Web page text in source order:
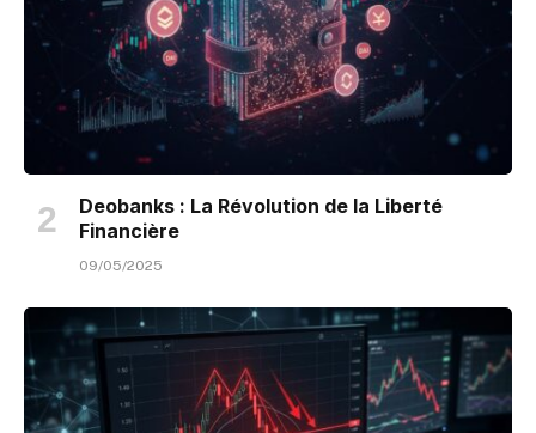
Deobanks : La Révolution de la Liberté
Financière
09/05/2025